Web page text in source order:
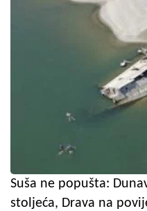
Suša ne popušta:
stoljeća, Drava na